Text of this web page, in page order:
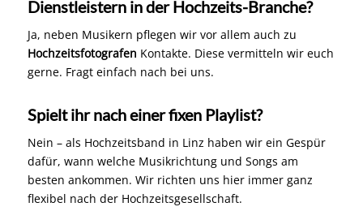
Dienstleistern in der Hochzeits-Branche?
Ja, neben Musikern pflegen wir vor allem auch zu
Hochzeitsfotografen Kontakte. Diese vermitteln wir euch
gerne. Fragt einfach nach bei uns.
Spielt ihr nach einer fixen Playlist?
Nein – als Hochzeitsband in Linz haben wir ein Gespür
dafür, wann welche Musikrichtung und Songs am
besten ankommen. Wir richten uns hier immer ganz
flexibel nach der Hochzeitsgesellschaft.